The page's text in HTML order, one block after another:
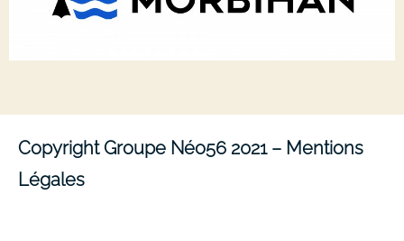
Copyright Groupe Néo56 2021 – Mentions
Légales